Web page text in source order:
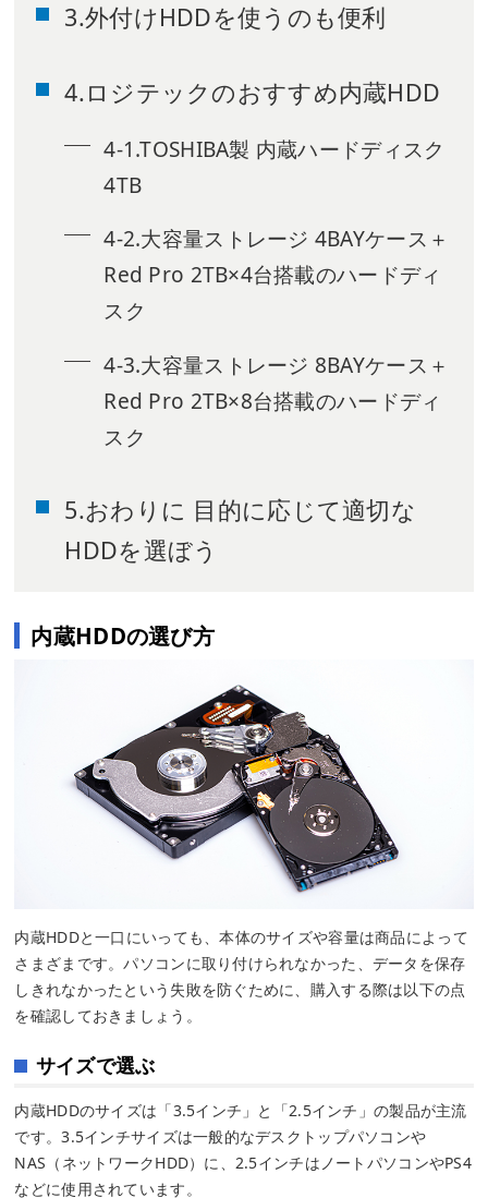
3.外付けHDDを使うのも便利
4.ロジテックのおすすめ内蔵HDD
4-1.TOSHIBA製 内蔵ハードディスク
4TB
4-2.大容量ストレージ 4BAYケース＋
Red Pro 2TB×4台搭載のハードディ
スク
4-3.大容量ストレージ 8BAYケース＋
Red Pro 2TB×8台搭載のハードディ
スク
5.おわりに 目的に応じて適切な
HDDを選ぼう
内蔵HDDの選び方
内蔵HDDと一口にいっても、本体のサイズや容量は商品によって
さまざまです。パソコンに取り付けられなかった、データを保存
しきれなかったという失敗を防ぐために、購入する際は以下の点
を確認しておきましょう。
サイズで選ぶ
内蔵HDDのサイズは「3.5インチ」と「2.5インチ」の製品が主流
です。3.5インチサイズは一般的なデスクトップパソコンや
NAS（ネットワークHDD）に、2.5インチはノートパソコンやPS4
などに使用されています。